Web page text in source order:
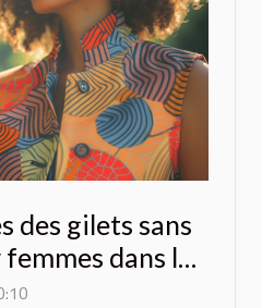
des gilets sans
dans la